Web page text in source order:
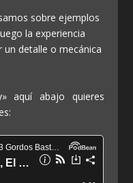
sobre ejemplos
la experiencia
detalle o mecánica
aquí abajo quieres